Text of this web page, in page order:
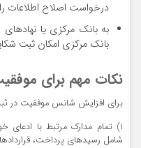
درخواست اصلاح اطلاعات
به بانک مرکزی یا
بانک مرکزی امکان ثبت
نکات مهم برای
برای افزایش شانس موفقیت در
۱) تمام مدارک مرتبط با ادعای
شامل رسیدهای پرداخت، قراردادها